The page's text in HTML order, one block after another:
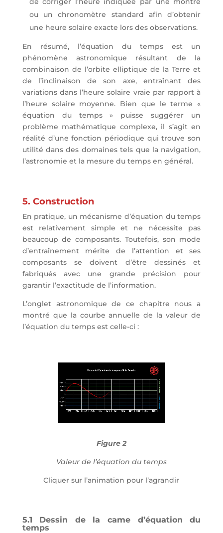
ou un chronomètre standard afin d’obtenir
une heure solaire exacte lors des observations.
En résumé, l’équation du temps est un
phénomène astronomique résultant de la
combinaison de l’orbite elliptique de la Terre et
de l’inclinaison de son axe, entraînant des
variations dans l’heure solaire vraie par rapport à
l’heure solaire moyenne. Bien que le terme «
équation du temps » puisse suggérer un
problème mathématique complexe, il s’agit en
réalité d’une fonction périodique qui trouve son
utilité dans des domaines tels que la navigation,
l’astronomie et la mesure du temps en général.
5. Construction
En pratique, un mécanisme d’équation du temps
est relativement simple et ne nécessite pas
beaucoup de composants. Toutefois, son mode
d’entraînement mérite de l’attention et ses
composants se doivent d’être dessinés et
fabriqués avec une grande précision pour
garantir l’exactitude de l’information.
L’onglet astronomique de ce chapitre nous a
montré que la courbe annuelle de la valeur de
l’équation du temps est celle-ci :
Figure 2
Valeur de l’équation du temps
Cliquer sur l’animation pour l’agrandir
5.1 Dessin de la came d’équation du
temps